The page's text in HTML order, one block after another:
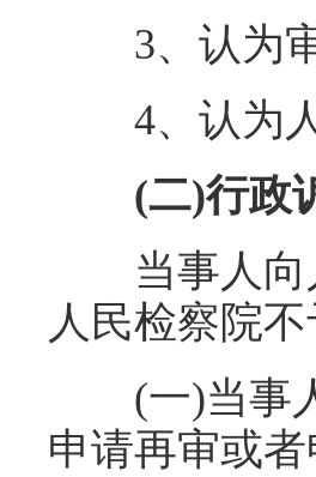
3、认为审
4、认为人
(二)行政
当事人向人
人民检察院不
(一)当事人
申请再审或